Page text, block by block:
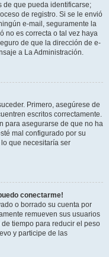
de que pueda identificarse;
de registro. Si se le envió
e-mail, seguramente la
no es correcta o tal vez haya
de que la dirección de e-
a La Administración.
Primero, asegúrese de
escritos correctamente.
para asegurarse de que no ha
mal configurado por su
que necesitaría ser
conectarme!
o borrado su cuenta por
remueven sus usuarios
tiempo para reducir el peso
y participe de las